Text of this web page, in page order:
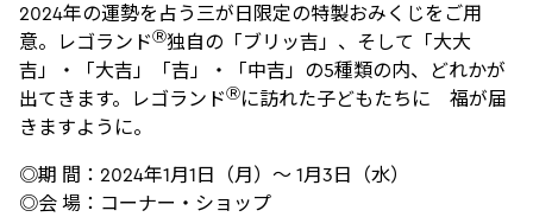
2024年の運勢を占う三が日限定の特製おみくじをご用
意。レゴランドⓇ独自の「ブリッ吉」、そして「大大
吉」・「大吉」「吉」・「中吉」の5種類の内、どれかが
出てきます。レゴランドⓇに訪れた子どもたちに 福が届
きますように。
◎期 間：2024年1月1日（月）～ 1月3日（水）
◎会 場：コーナー・ショップ